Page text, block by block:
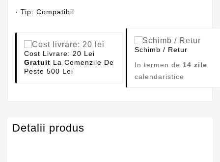
· Tip: Compatibil
Cost Livrare: 20 Lei
Gratuit La Comenzile De
Peste 500 Lei
Schimb / Retur
In termen de 14 zile
calendaristice
Detalii produs